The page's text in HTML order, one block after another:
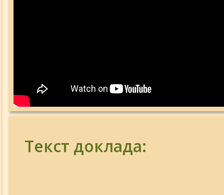
Текст доклада: